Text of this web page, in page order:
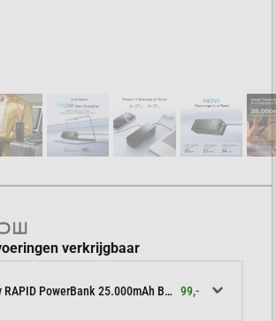
verkrijgbaar
RAPID PowerBank 25.000mAh Black99,-